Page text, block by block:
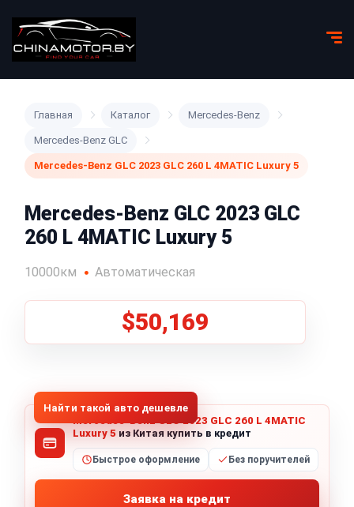
Главная Каталог Mercedes-Benz
Mercedes-Benz GLC
Mercedes-Benz GLC 2023 GLC 260 L 4MATIC Luxury 5
Mercedes-Benz GLC 2023 GLC
260 L 4MATIC Luxury 5
10000км Автоматическая
$50,169
Найти такой авто дешевле
Mercedes-Benz GLC 2023 GLC 260 L 4MATIC
Luxury 5 из Китая купить в кредит
Быстрое оформление Без поручителей
Заявка на кредит